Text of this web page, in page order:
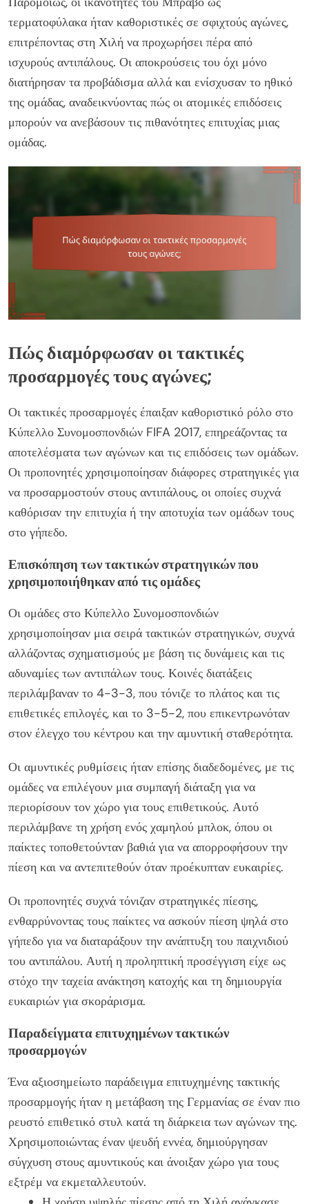
τερματοφύλακα ήταν καθοριστικές σε σφιχτούς αγώνες,
επιτρέποντας στη Χιλή να προχωρήσει πέρα από
ισχυρούς αντιπάλους. Οι αποκρούσεις του όχι μόνο
διατήρησαν τα προβάδισμα αλλά και ενίσχυσαν το ηθικό
της ομάδας, αναδεικνύοντας πώς οι ατομικές επιδόσεις
μπορούν να ανεβάσουν τις πιθανότητες επιτυχίας μιας
ομάδας.
Πώς διαμόρφωσαν οι τακτικές
προσαρμογές τους αγώνες;
Οι τακτικές προσαρμογές έπαιξαν καθοριστικό ρόλο στο
Κύπελλο Συνομοσπονδιών FIFA 2017, επηρεάζοντας τα
αποτελέσματα των αγώνων και τις επιδόσεις των ομάδων.
Οι προπονητές χρησιμοποίησαν διάφορες στρατηγικές για
να προσαρμοστούν στους αντιπάλους, οι οποίες συχνά
καθόρισαν την επιτυχία ή την αποτυχία των ομάδων τους
στο γήπεδο.
Επισκόπηση των τακτικών στρατηγικών που
χρησιμοποιήθηκαν από τις ομάδες
Οι ομάδες στο Κύπελλο Συνομοσπονδιών
χρησιμοποίησαν μια σειρά τακτικών στρατηγικών, συχνά
αλλάζοντας σχηματισμούς με βάση τις δυνάμεις και τις
αδυναμίες των αντιπάλων τους. Κοινές διατάξεις
περιλάμβαναν το 4-3-3, που τόνιζε το πλάτος και τις
επιθετικές επιλογές, και το 3-5-2, που επικεντρωνόταν
στον έλεγχο του κέντρου και την αμυντική σταθερότητα.
Οι αμυντικές ρυθμίσεις ήταν επίσης διαδεδομένες, με τις
ομάδες να επιλέγουν μια συμπαγή διάταξη για να
περιορίσουν τον χώρο για τους επιθετικούς. Αυτό
περιλάμβανε τη χρήση ενός χαμηλού μπλοκ, όπου οι
παίκτες τοποθετούνταν βαθιά για να απορροφήσουν την
πίεση και να αντεπιτεθούν όταν προέκυπταν ευκαιρίες.
Οι προπονητές συχνά τόνιζαν στρατηγικές πίεσης,
ενθαρρύνοντας τους παίκτες να ασκούν πίεση ψηλά στο
γήπεδο για να διαταράξουν την ανάπτυξη του παιχνιδιού
του αντιπάλου. Αυτή η προληπτική προσέγγιση είχε ως
στόχο την ταχεία ανάκτηση κατοχής και τη δημιουργία
ευκαιριών για σκοράρισμα.
Παραδείγματα επιτυχημένων τακτικών
προσαρμογών
Ένα αξιοσημείωτο παράδειγμα επιτυχημένης τακτικής
προσαρμογής ήταν η μετάβαση της Γερμανίας σε έναν πιο
ρευστό επιθετικό στυλ κατά τη διάρκεια των αγώνων της.
Χρησιμοποιώντας έναν ψευδή εννέα, δημιούργησαν
σύγχυση στους αμυντικούς και άνοιξαν χώρο για τους
εξτρέμ να εκμεταλλευτούν.